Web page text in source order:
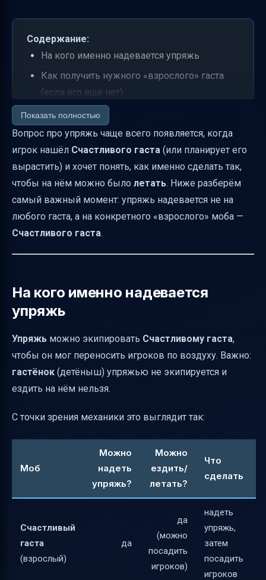
Содержание:
На кого именно надевается упряжь
Как получить нужного «взрослого» гаста
(если его ещё нет)
Как надеть упряжь на Счастливого гаста
(самое главное)
Сколько игроков можно посадить и как
понять, что всё работает
Как управляется Счастливый гаста в полёте
(после посадки)
Как снять упряжь (если нужно вернуть
Почему полёт на Счастливом гаста так
ценят игроки
Короткий итог
Показать полностью
Вопрос про упряжь чаще всего появляется, когда
игрок нашёл Счастливого гаста (или планирует его
вырастить) и хочет понять, как именно сделать так,
чтобы на нём можно было летать. Ниже разберём
самый важный момент: упряжь надевается не на
любого гаста, а на конкретного «взрослого» моба —
Счастливого гаста.
На кого именно надевается
упряжь
Упряжь можно экипировать Счастливому гаста,
чтобы он мог переносить игроков по воздуху. Важно:
гастёнок (детёныш) упряжью не экипируется и
ездить на нём нельзя.
С точки зрения механики это выглядит так:
Моб
Можно
надеть
упряжь?
Можно
ездить/
летать?
Что
сделать
Счастливый
гаста
(взрослый)
да
да
(можно
посадить
игроков)
надеть
упряжь,
затем
посадить
игроков